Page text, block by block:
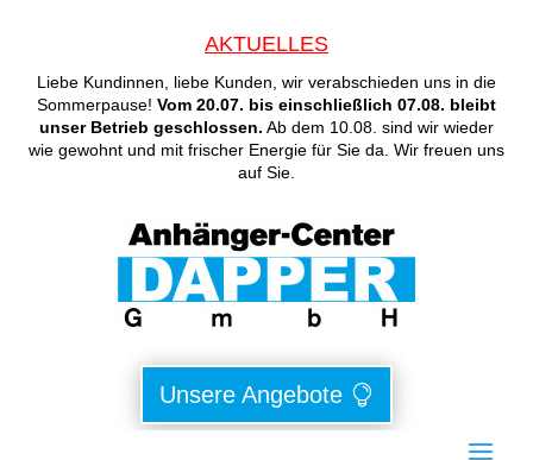
AKTUELLES
Liebe Kundinnen, liebe Kunden, wir verabschieden uns in die
Sommerpause! Vom 20.07. bis einschließlich 07.08. bleibt
unser Betrieb geschlossen. Ab dem 10.08. sind wir wieder
wie gewohnt und mit frischer Energie für Sie da. Wir freuen uns
auf Sie.
Unsere Angebote